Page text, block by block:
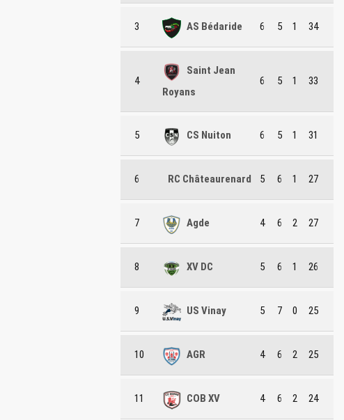
3 AS Bédaride 6 5 1 34
4
Saint Jean
Royans
6 5 1 33
5 CS Nuiton 6 5 1 31
6 RC Châteaurenard 5 6 1 27
7 Agde 4 6 2 27
8 XV DC 5 6 1 26
9 US Vinay 5 7 0 25
10 AGR 4 6 2 25
11 COB XV 4 6 2 24